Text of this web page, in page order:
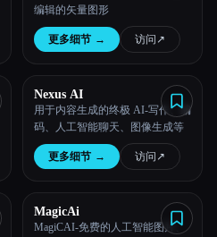
编辑的矢量图形
更多细节 → 访问 ↗︎
Nexus AI
用于内容生成的终极 AI-写作、编
码、人工智能聊天、图像生成等
更多细节 → 访问 ↗︎
MagicAi
MagiCAI-免费的人工智能图片、